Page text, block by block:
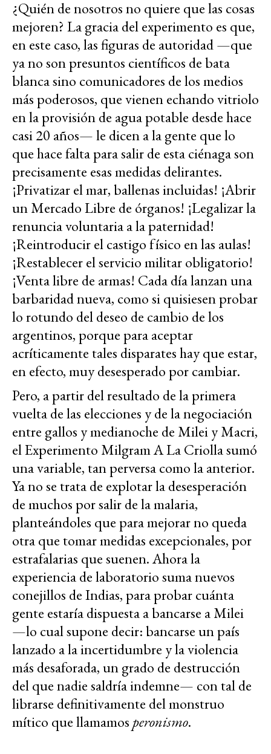
¿Quién de nosotros no quiere que las cosas
mejoren? La gracia del experimento es que,
en este caso, las figuras de autoridad —que
ya no son presuntos científicos de bata
blanca sino comunicadores de los medios
más poderosos, que vienen echando vitriolo
en la provisión de agua potable desde hace
casi 20 años— le dicen a la gente que lo
que hace falta para salir de esta ciénaga son
precisamente esas medidas delirantes.
¡Privatizar el mar, ballenas incluidas! ¡Abrir
un Mercado Libre de órganos! ¡Legalizar la
renuncia voluntaria a la paternidad!
¡Reintroducir el castigo físico en las aulas!
¡Restablecer el servicio militar obligatorio!
¡Venta libre de armas! Cada día lanzan una
barbaridad nueva, como si quisiesen probar
lo rotundo del deseo de cambio de los
argentinos, porque para aceptar
acríticamente tales disparates hay que estar,
en efecto, muy desesperado por cambiar.
Pero, a partir del resultado de la primera
vuelta de las elecciones y de la negociación
entre gallos y medianoche de Milei y Macri,
el Experimento Milgram A La Criolla sumó
una variable, tan perversa como la anterior.
Ya no se trata de explotar la desesperación
de muchos por salir de la malaria,
planteándoles que para mejorar no queda
otra que tomar medidas excepcionales, por
estrafalarias que suenen. Ahora la
experiencia de laboratorio suma nuevos
conejillos de Indias, para probar cuánta
gente estaría dispuesta a bancarse a Milei
—lo cual supone decir: bancarse un país
lanzado a la incertidumbre y la violencia
más desaforada, un grado de destrucción
del que nadie saldría indemne— con tal de
librarse definitivamente del monstruo
mítico que llamamos peronismo.